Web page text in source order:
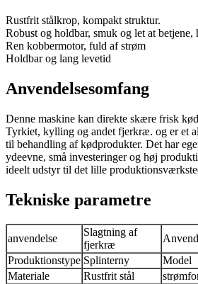
Rustfrit stålkrop, kompakt struktur.
Robust og holdbar, smuk og let at
Ren kobbermotor, fuld af strøm
Holdbar og lang levetid
Anvendelsesomfang
Denne maskine kan direkte skære frisk
Tyrkiet, kylling og andet fjerkræ. og er et
til behandling af kødprodukter. Det har
ydeevne, små investeringer og høj
ideelt udstyr til det lille
Tekniske parametre
anvendelse
Slagtning af
fjerkræ
Produktionstype Splinterny Model
Materiale
Rustfrit stål